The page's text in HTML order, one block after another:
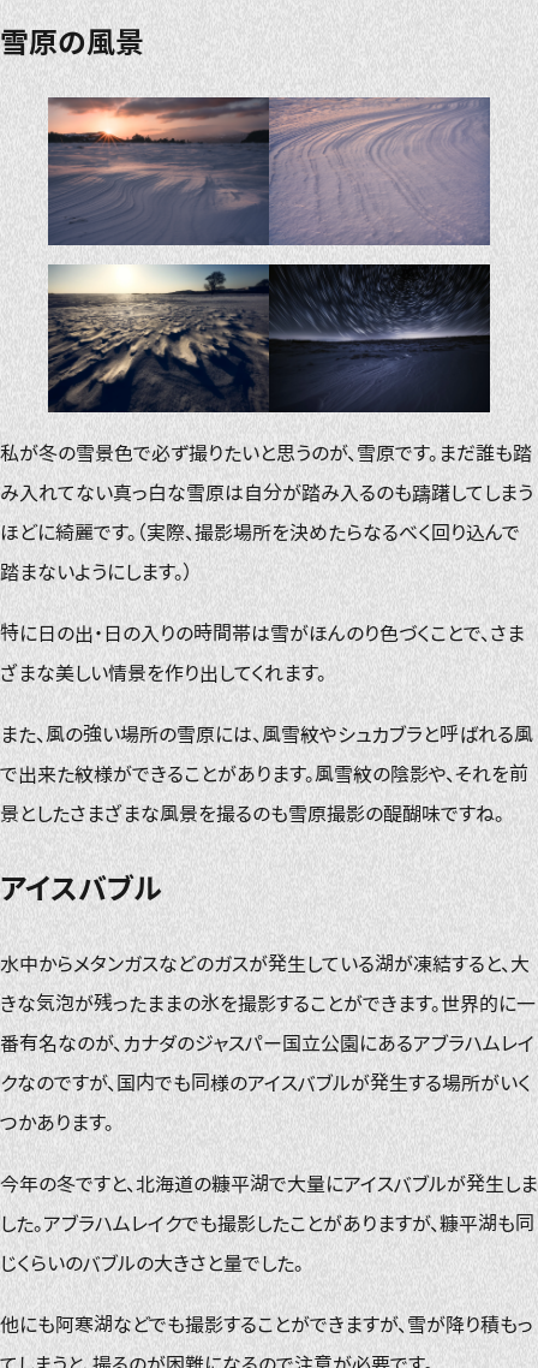
雪原の風景
私が冬の雪景色で必ず撮りたいと思うのが、雪原です。まだ誰も踏
み入れてない真っ白な雪原は自分が踏み入るのも躊躇してしまう
ほどに綺麗です。（実際、撮影場所を決めたらなるべく回り込んで
踏まないようにします。）
特に日の出・日の入りの時間帯は雪がほんのり色づくことで、さま
ざまな美しい情景を作り出してくれます。
また、風の強い場所の雪原には、風雪紋やシュカブラと呼ばれる風
で出来た紋様ができることがあります。風雪紋の陰影や、それを前
景としたさまざまな風景を撮るのも雪原撮影の醍醐味ですね。
アイスバブル
水中からメタンガスなどのガスが発生している湖が凍結すると、大
きな気泡が残ったままの氷を撮影することができます。世界的に一
番有名なのが、カナダのジャスパー国立公園にあるアブラハムレイ
クなのですが、国内でも同様のアイスバブルが発生する場所がいく
つかあります。
今年の冬ですと、北海道の糠平湖で大量にアイスバブルが発生しま
した。アブラハムレイクでも撮影したことがありますが、糠平湖も同
じくらいのバブルの大きさと量でした。
他にも阿寒湖などでも撮影することができますが、雪が降り積もっ
てしまうと、撮るのが困難になるので注意が必要です。